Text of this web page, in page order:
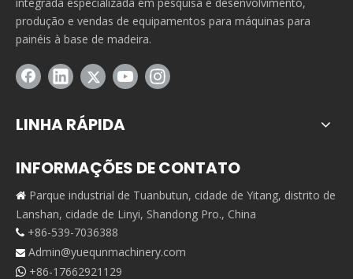
integrada especializada em pesquisa e desenvolvimento,
produção e vendas de equipamentos para máquinas para
painéis à base de madeira.
LINHA RÁPIDA
INFORMAÇÕES DE CONTATO
 Parque industrial de Tuanbutun, cidade de Yitang, distrito de
Lanshan, cidade de Linyi, Shandong Pro., China
 +86-539-7036388
 Admin@yuequnmachinery.com
 +86-17662921129